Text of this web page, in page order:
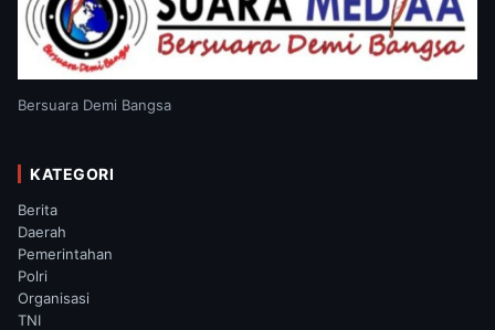
Bersuara Demi Bangsa
KATEGORI
Berita
Daerah
Pemerintahan
Polri
Organisasi
TNI